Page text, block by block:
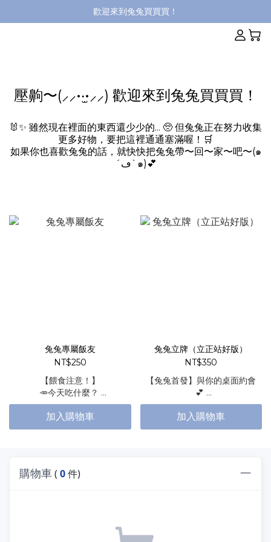
歡迎來到兔兔買買買！
壓齁〜(⸝⸝•‧̫•⸝⸝) 歡迎來到兔兔買買買！
🐰✨ 雖然現在裡⾯的東西還少少的... 🥺 但兔兔正在努⼒收集
更多好物，要把這裡通通塞滿喔！🛒
如果你也喜歡兔兔的話，就快快把兔兔帶〜回〜家〜吧〜(๑
´ڡ`๑)💕
兔兔專屬飯友
NT$250
【餵食注意！】
🥕今天吃什麼？
😋讓兔兔盯著你吃光光！
加入購物車
兔兔⽴牌（⽴正站好版）
NT$350
【兔兔⾸發】與你的桌⾯約會
💕
⾼清壓克⼒⽴牌
加入購物車
購物車( 0件)